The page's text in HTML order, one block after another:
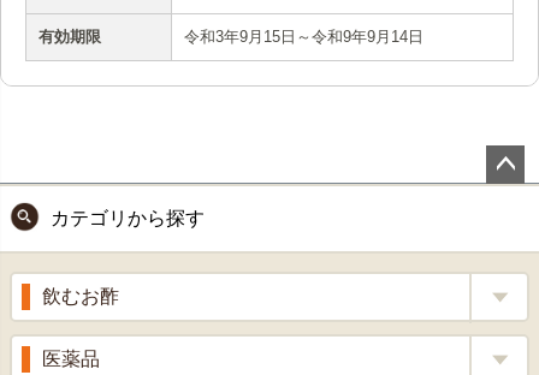
有効期限 令和3年9月15日～令和9年9月14日
ップ
へ
カテゴリから探す
飲むお酢
補酵素のちから
医薬品